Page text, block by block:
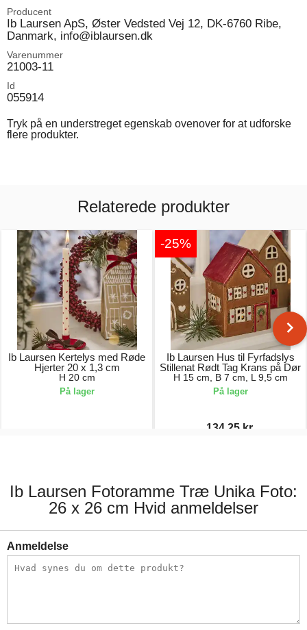
Producent
Ib Laursen ApS, Øster Vedsted Vej 12, DK-6760 Ribe,
Danmark, info@iblaursen.dk
Varenummer
21003-11
Id
055914
Tryk på en understreget egenskab ovenover for at udforske
flere produkter.
Relaterede produkter
Ib Laursen Kertelys med Røde
Hjerter 20 x 1,3 cm
H 20 cm
På lager
-25%
Ib Laursen Hus til Fyrfadslys
Stillenat Rødt Tag Krans på Dør
H 15 cm, B 7 cm, L 9,5 cm
På lager
134,25 kr.
Ib Laursen Fotoramme Træ Unika Foto:
26 x 26 cm Hvid anmeldelser
Anmeldelse